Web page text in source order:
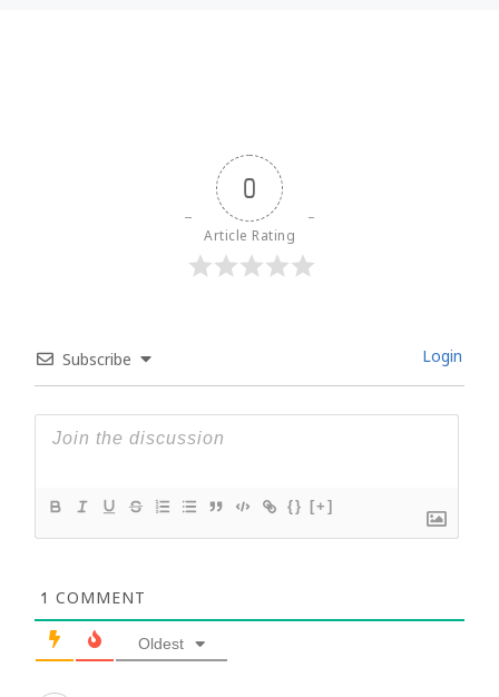
0
Article Rating
Subscribe Login
{} [+]
1 COMMENT
Oldest